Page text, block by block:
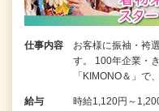
仕事内容
お客様に振袖・袴
す。 100年企業・
「KIMONO＆」
給与 時給1,120円～